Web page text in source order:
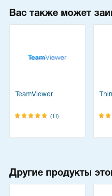
Вас также может
TeamViewer
(11)
Другие продукты